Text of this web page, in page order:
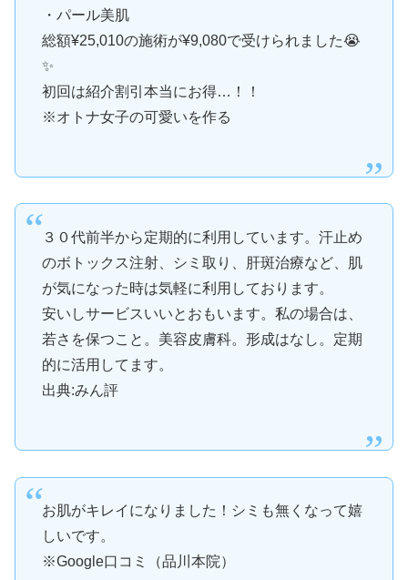
・パール美肌
総額¥25,010の施術が¥9,080で受けられました😭
✨
初回は紹介割引本当にお得…！！
※オトナ女子の可愛いを作る
３０代前半から定期的に利用しています。汗止め
のボトックス注射、シミ取り、肝斑治療など、肌
が気になった時は気軽に利用しております。
安いしサービスいいとおもいます。私の場合は、
若さを保つこと。美容皮膚科。形成はなし。定期
的に活用してます。
出典:みん評
お肌がキレイになりました！シミも無くなって嬉
しいです。
※Google口コミ（品川本院）